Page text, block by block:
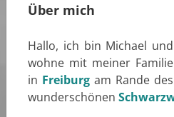
Über mich
Hallo, ich bin Michael und
wohne mit meiner Familie
in Freiburg am Rande des
wunderschönen